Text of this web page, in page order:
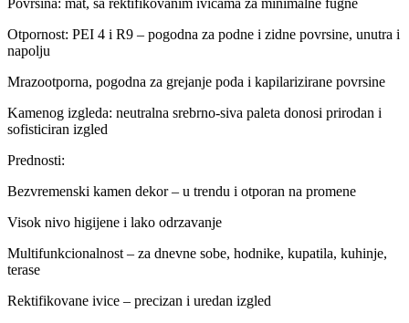
Povrsina: mat, sa rektifikovanim ivicama za minimalne fugne
Otpornost: PEI 4 i R9 – pogodna za podne i zidne povrsine, unutra i
napolju
Mrazootporna, pogodna za grejanje poda i kapilarizirane povrsine
Kamenog izgleda: neutralna srebrno-siva paleta donosi prirodan i
sofisticiran izgled
Prednosti:
Bezvremenski kamen dekor – u trendu i otporan na promene
Visok nivo higijene i lako odrzavanje
Multifunkcionalnost – za dnevne sobe, hodnike, kupatila, kuhinje,
terase
Rektifikovane ivice – precizan i uredan izgled